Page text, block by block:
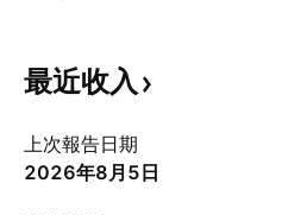
最近收入
上次報告日期
2026年8月5日